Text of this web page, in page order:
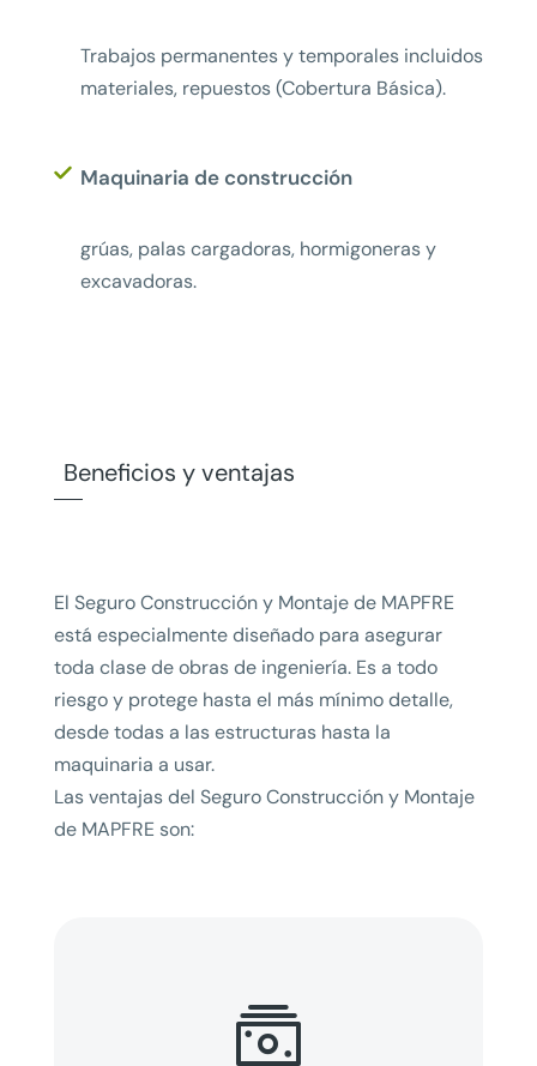
Trabajos permanentes y temporales incluidos
materiales, repuestos (Cobertura Básica).
Maquinaria de construcción
grúas, palas cargadoras, hormigoneras y
excavadoras.
Beneficios y ventajas
El Seguro Construcción y Montaje de MAPFRE
está especialmente diseñado para asegurar
toda clase de obras de ingeniería. Es a todo
riesgo y protege hasta el más mínimo detalle,
desde todas a las estructuras hasta la
maquinaria a usar.
Las ventajas del Seguro Construcción y Montaje
de MAPFRE son:
